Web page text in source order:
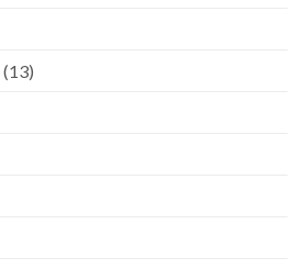
(13)